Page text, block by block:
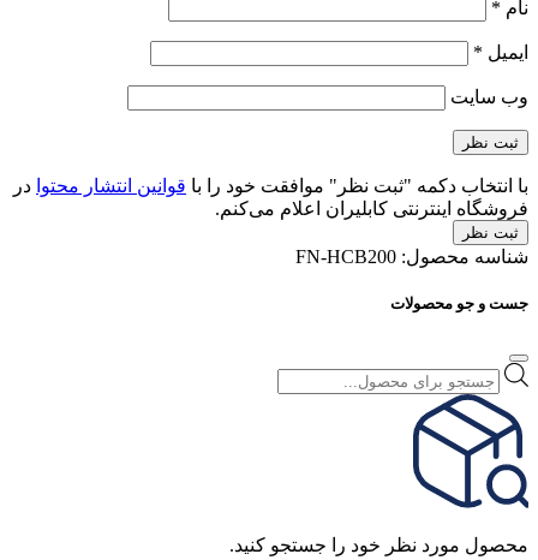
نام *
ایمیل *
وب‌ سایت
با انتخاب دکمه "ثبت نظر" موافقت خود را با قوانین انتشار محتوا در
فروشگاه اینترنتی کابلیران اعلام می‌کنم.
ثبت نظر
شناسه محصول: FN-HCB200
جست و جو محصولات
Products
search
محصول مورد نظر خود را جستجو کنید.